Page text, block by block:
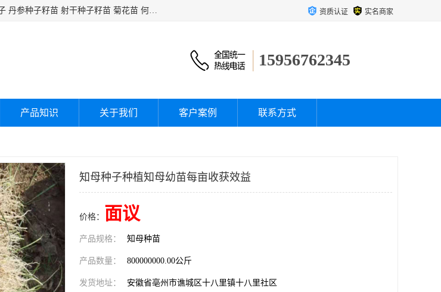
白芍种子籽苗 白芍芽头 芍药种子籽苗 芍药芽头 赤芍种子籽苗 牡丹皮种子籽苗 白芷种子 丹参种子籽苗 射干种子籽苗 菊花苗 何乌苗 蒲公英种子 桔梗种子籽苗 生地黄芽苗 玄参芽苗 元参芽苗 黑参芽苗 紫苑芽 紫菀苗 板蓝根种子 板兰根籽 大青叶种子 大青根种苗 防风种子 夏枯草种子 夏枯球籽 知母种子籽苗 白术种子 白术籽苗 薄荷种子籽苗 红花种子籽油 资质认证 实名商家
15956762345
产品知识 关于我们 客户案例 联系方式
知母种子种植知母幼苗每亩收获效益
价格： 面议
产品规格： 知母种苗
产品数量： 800000000.00公斤
发货地址： 安徽省亳州市谯城区十八里镇十八里社区